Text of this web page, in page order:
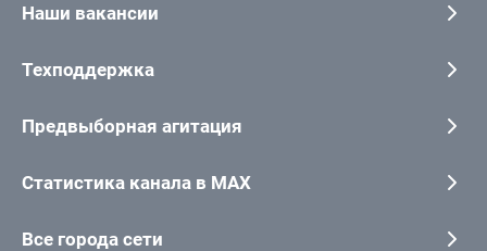
Наши вакансии
Техподдержка
Предвыборная агитация
Статистика канала в MAX
Все города сети